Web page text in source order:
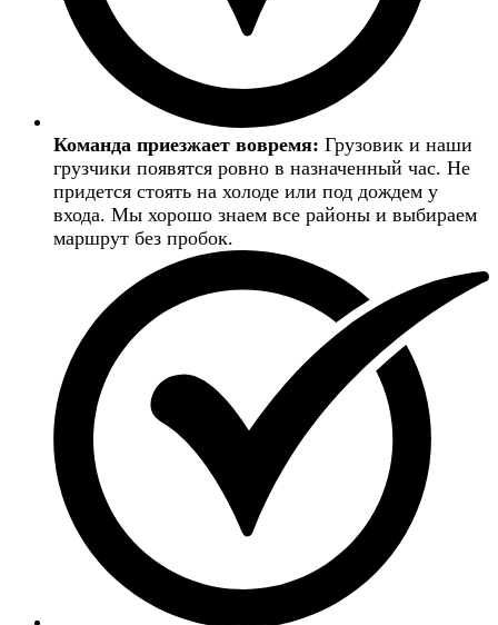
Команда приезжает вовремя: Грузовик и наши
грузчики появятся ровно в назначенный час. Не
придется стоять на холоде или под дождем у
входа. Мы хорошо знаем все районы и выбираем
маршрут без пробок.